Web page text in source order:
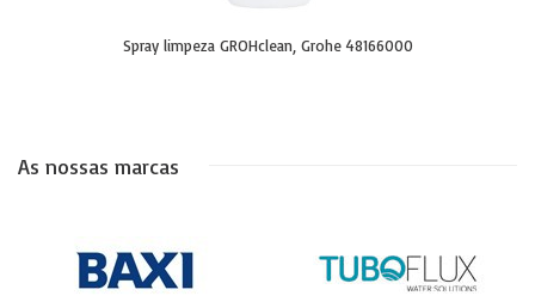
Spray limpeza GROHclean, Grohe 48166000
As nossas marcas